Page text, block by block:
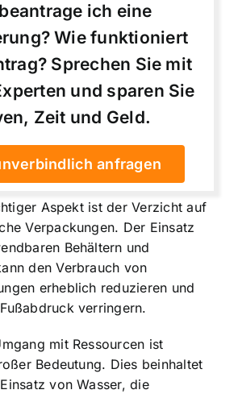
ich eine
Wie funktioniert
Sprechen Sie mit
und sparen Sie
Zeit und Geld.
anfragen
Aspekt ist der Verzicht auf
Verpackungen. Der Einsatz
Behältern und
den Verbrauch von
erheblich reduzieren und
verringern.
mit Ressourcen ist
Bedeutung. Dies beinhaltet
von Wasser, die